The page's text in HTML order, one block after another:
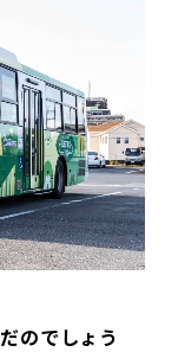
のでしょう